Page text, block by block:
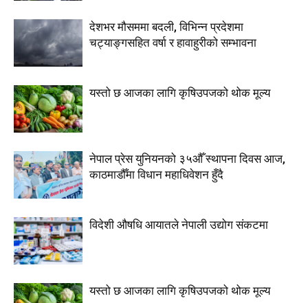
देशभर मौसममा बदली, विभिन्न प्रदेशमा
चट्याङ्गसहित वर्षा र हावाहुरीको सम्भावना
यस्तो छ आजका लागि कृषिउपजको थोक मूल्य
नेपाल प्रेस युनियनको ३५औँ स्थापना दिवस आज,
काठमाडौँमा विधान महाधिवेशन हुँदै
विदेशी औषधि आयातले नेपाली उद्योग संकटमा
यस्तो छ आजका लागि कृषिउपजको थोक मूल्य